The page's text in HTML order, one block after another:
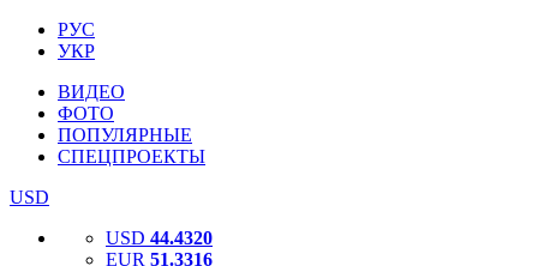
РУС
УКР
ВИДЕО
ФОТО
ПОПУЛЯРНЫЕ
СПЕЦПРОЕКТЫ
USD
USD 44.4320
EUR 51.3316